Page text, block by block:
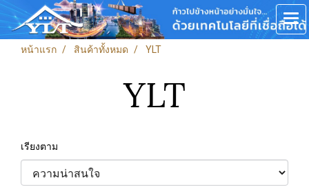
หน้าแรก สินค้าทั้งหมด YLT
YLT
เรียงตาม